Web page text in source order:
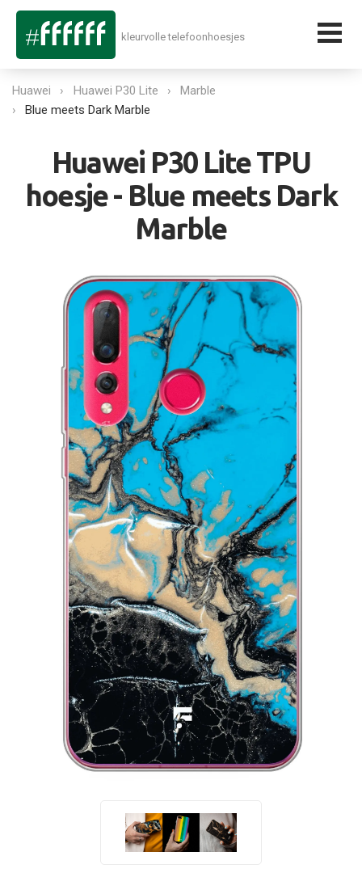
kleurvolle telefoonhoesjes
Huawei Huawei P30 Lite
Marble
Blue meets Dark Marble
Huawei P30 Lite TPU
hoesje - Blue meets Dark
Marble